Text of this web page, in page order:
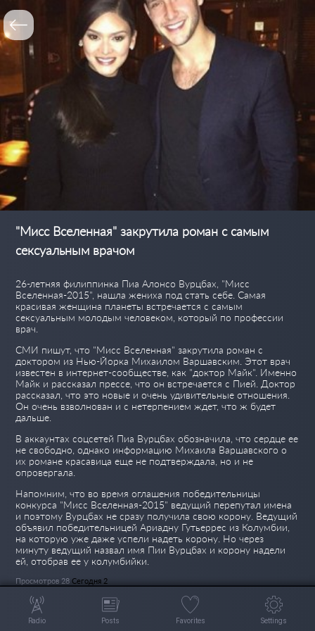
"Мисс Вселенная" закрутила роман с самым
сексуальным врачом
26-летняя филиппинка Пиа Алонсо Вурцбах, "Мисс
Вселенная-2015", нашла жениха под стать себе. Самая
красивая женщина планеты встречается с самым
сексуальным молодым человеком, который по профессии
врач.
СМИ пишут, что "Мисс Вселенная" закрутила роман с
доктором из Нью-Йорка Михаилом Варшавским. Этот врач
известен в интернет-сообществе, как "доктор Майк". Именно
Майк и рассказал прессе, что он встречается с Пией. Доктор
рассказал, что это новые и очень удивительные отношения.
Он очень взволнован и с нетерпением ждет, что ж будет
дальше.
В аккаунтах соцсетей Пиа Вурцбах обозначила, что сердце ее
не свободно, однако информацию Михаила Варшавского о
их романе красавица еще не подтверждала, но и не
опровергала.
Напомним, что во время оглашения победительницы
конкурса "Мисс Вселенная-2015" ведущий перепутал имена
и поэтому Вурцбах не сразу получила свою корону. Ведущий
объявил победительницей Ариадну Гутьеррес из Колумбии,
на которую уже даже успели надеть корону. Но через
минуту ведущий назвал имя Пии Вурцбах и корону надели
ей, отобрав ее у колумбийки.
Просмотров 28 Сегодня 2
Radio Posts Favorites Settings